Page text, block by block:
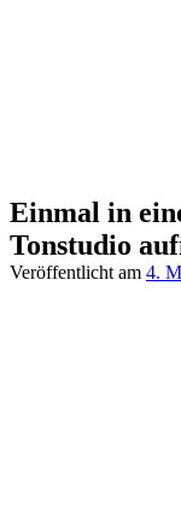
Einmal in
Tonstudio
Veröffentlicht am 4.